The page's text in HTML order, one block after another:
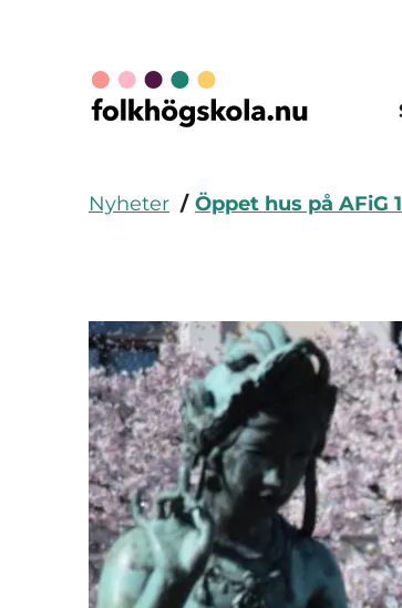
Nyheter Öppet hus på AFiG